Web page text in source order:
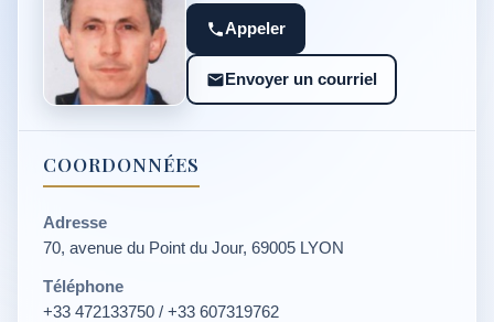
Appeler
Envoyer un courriel
COORDONNÉES
Adresse
70, avenue du Point du Jour, 69005 LYON
Téléphone
+33 472133750 / +33 607319762